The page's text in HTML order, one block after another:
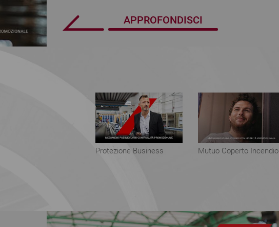
APPROFONDISCI
Protezione Business Mutuo Coperto Incendio